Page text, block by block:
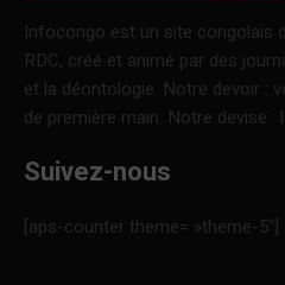
Infocongo est un site congolais
RDC, créé et animé par des
et la déontologie. Notre devoir :
de première main. Notre devise
Suivez-nous
[aps-counter theme= »theme-5″]